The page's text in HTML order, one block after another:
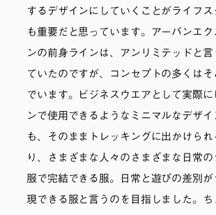
するデザインにしていくことがライフス
も重要だと思っています。アーバンエク
ンの前身ラインは、アンリミテッドと言
ていたのですが、コンセプトの多くは
でいます。ビジネスウエアとして実際に
ンで使用できるようなミニマルなデザイ
も、そのままトレッキングに出かけられ
り、さまざまな人々のさまざまな日常
服で完結できる服。日常と遊びの差別
現できる服と言うのを目指しました。ち